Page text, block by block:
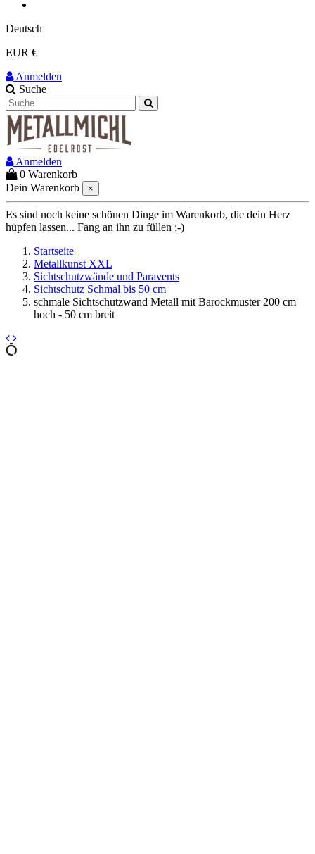
Deutsch
EUR €
Anmelden
Suche
Anmelden
0 Warenkorb
Dein Warenkorb
×
Es sind noch keine schönen Dinge im Warenkorb, die dein Herz
hüpfen lassen... Fang an ihn zu füllen ;-)
Startseite
Metallkunst XXL
Sichtschutzwände und Paravents
Sichtschutz Schmal bis 50 cm
schmale Sichtschutzwand Metall mit Barockmuster 200 cm
hoch - 50 cm breit